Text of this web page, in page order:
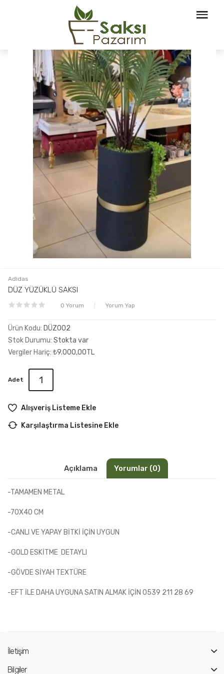
Adidas
DÜZ YÜZÜKLÜ SAKSI
0 Yorum Yorum Yap
Ürün Kodu: DÜZ002
Stok Durumu: Stokta var
Vergiler Hariç: ₺9.000,00TL
Adet
Alışveriş Listeme Ekle
Karşılaştırma Listesine Ekle
Açıklama Yorumlar (0)
-TAMAMEN METAL
-70X40 CM
-CANLI VE YAPAY BİTKİ İÇİN UYGUN
-GOLD ESKİTME DETAYLI
-GÖVDE SİYAH TEXTÜRE
-EFT İLE DAHA UYGUNA SATIN ALMAK İÇİN 0539 211 28 69
İletişim
Bilgiler